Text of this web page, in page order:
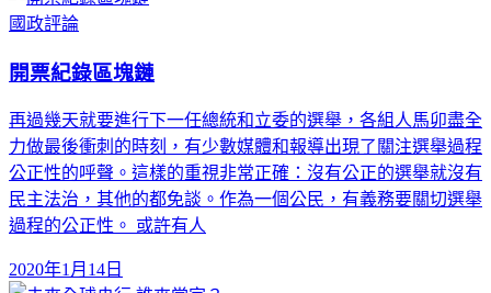
國政評論
開票紀錄區塊鏈
再過幾天就要進行下一任總統和立委的選舉，各組人馬卯盡全
力做最後衝刺的時刻，有少數媒體和報導出現了關注選舉過程
公正性的呼聲。這樣的重視非常正確：沒有公正的選舉就沒有
民主法治，其他的都免談。作為一個公民，有義務要關切選舉
過程的公正性。 或許有人
2020年1月14日